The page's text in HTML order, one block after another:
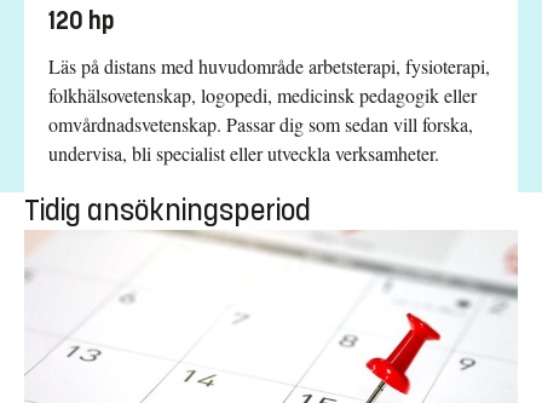
120 hp
Läs på distans med huvudområde arbetsterapi, fysioterapi,
folkhälsovetenskap, logopedi, medicinsk pedagogik eller
omvårdnadsvetenskap. Passar dig som sedan vill forska,
undervisa, bli specialist eller utveckla verksamheter.
Tidig ansökningsperiod